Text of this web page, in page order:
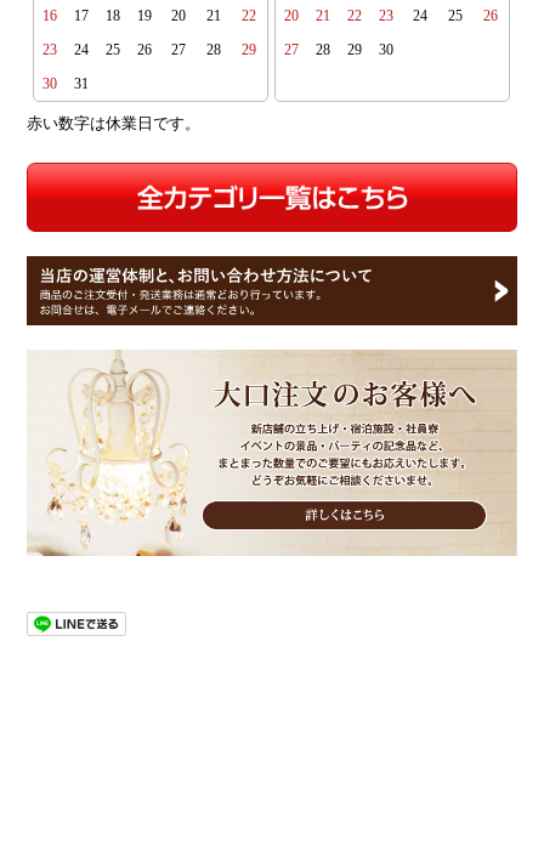
16 17 18 19 20 21 22
23 24 25 26 27 28 29
30 31
20 21 22 23 24 25 26
27 28 29 30
赤い数字は休業日です。